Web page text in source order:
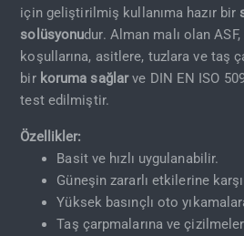
için geliştirilmiş kullanıma hazır bir
solüsyonudur. Alman malı olan
koşullarına, asitlere, tuzlara ve taş
bir koruma sağlarve DIN EN ISO
test edilmiştir.
Özellikler:
Basit ve hızlı uygulanabilir.
Güneşin zararlı etkilerine
Yüksek basınçlı oto
Taş çarpmalarına ve